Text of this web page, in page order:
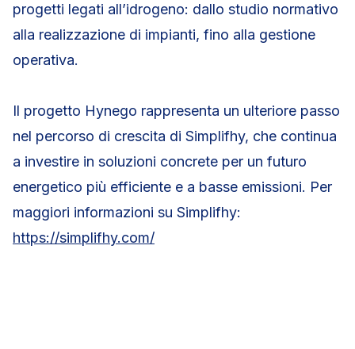
progetti legati all’idrogeno: dallo studio normativo
alla realizzazione di impianti, fino alla gestione
operativa.
Il progetto Hynego rappresenta un ulteriore passo
nel percorso di crescita di Simplifhy, che continua
a investire in soluzioni concrete per un futuro
energetico più efficiente e a basse emissioni. Per
maggiori informazioni su Simplifhy:
https://simplifhy.com/